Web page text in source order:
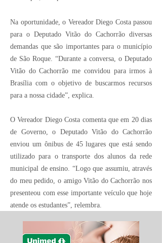
Na oportunidade, o Vereador Diego Costa passou
para o Deputado Vitão do Cachorrão diversas
demandas que são importantes para o município
de São Roque. “Durante a conversa, o Deputado
Vitão do Cachorrão me convidou para irmos à
Brasília com o objetivo de buscarmos recursos
para a nossa cidade”, explica.
O Vereador Diego Costa comenta que em 20 dias
de Governo, o Deputado Vitão do Cachorrão
enviou um ônibus de 45 lugares que está sendo
utilizado para o transporte dos alunos da rede
municipal de ensino. “Logo que assumiu, através
do meu pedido, o amigo Vitão do Cachorrão nos
presenteou com esse importante veículo que hoje
atende os estudantes”, relembra.